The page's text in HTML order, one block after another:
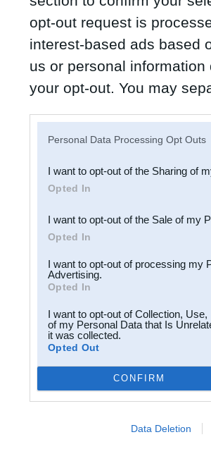
opt-out request is
interest-based ads based
us or personal
your opt-out. You may
Downstream Participants
third parties.
Personal Data Processing Opt Outs
I want to opt-out of the Sharing of
Opted In
I want to opt-out of the Sale of my
Opted In
I want to opt-out of processing my
Advertising.
Opted In
I want to opt-out of Collection,
of my Personal Data that Is
it was collected.
Opted Out
CONFIRM
Data Deletion